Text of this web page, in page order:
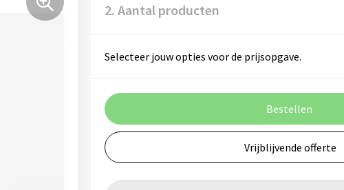
2. Aantal producten
Selecteer jouw opties voor de prijsopgave.
Bestellen
Vrijblijvende offerte